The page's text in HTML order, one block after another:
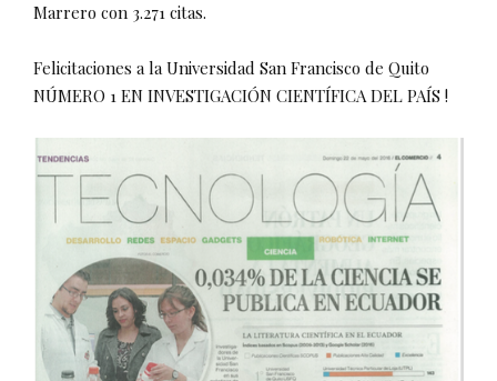
Marrero con 3.271 citas.
Felicitaciones a la Universidad San Francisco de Quito
NÚMERO 1 EN INVESTIGACIÓN CIENTÍFICA DEL PAÍS !